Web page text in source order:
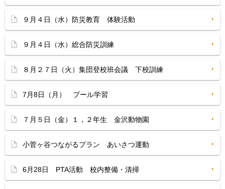
９月４日（水）防災教育 体験活動
９月４日（水）総合防災訓練
８月２７日（火）集団登校班会議 下校訓練
7月8日（月） プール学習
７月５日（金）１，２年生 金沢動物園
小菅ヶ谷つながるプラン あいさつ運動
6月28日 PTA活動 校内整備・清掃